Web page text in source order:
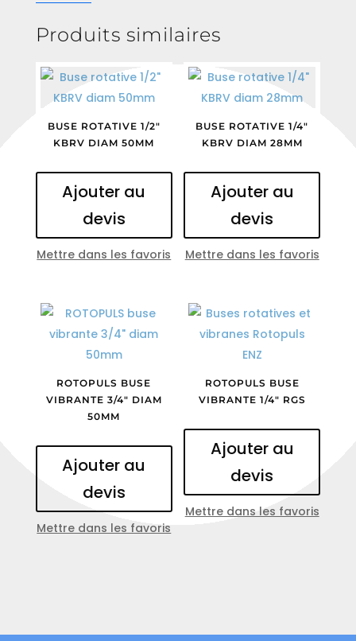
Produits similaires
BUSE ROTATIVE 1/2″
KBRV DIAM 50MM
Ajouter au
devis
Mettre dans les favoris
BUSE ROTATIVE 1/4″
KBRV DIAM 28MM
Ajouter au
devis
Mettre dans les favoris
ROTOPULS BUSE
VIBRANTE 3/4″ DIAM
50MM
Ajouter au
devis
Mettre dans les favoris
ROTOPULS BUSE
VIBRANTE 1/4″ RGS
Ajouter au
devis
Mettre dans les favoris